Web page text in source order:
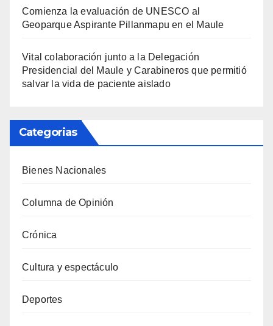
Comienza la evaluación de UNESCO al
Geoparque Aspirante Pillanmapu en el Maule
Vital colaboración junto a la Delegación
Presidencial del Maule y Carabineros que permitió
salvar la vida de paciente aislado
Categorias
Bienes Nacionales
Columna de Opinión
Crónica
Cultura y espectáculo
Deportes